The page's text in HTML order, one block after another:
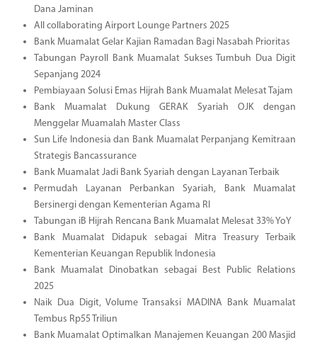
Dana Jaminan
All collaborating Airport Lounge Partners 2025
Bank Muamalat Gelar Kajian Ramadan Bagi Nasabah Prioritas
Tabungan Payroll Bank Muamalat Sukses Tumbuh Dua Digit
Sepanjang 2024
Pembiayaan Solusi Emas Hijrah Bank Muamalat Melesat Tajam
Bank Muamalat Dukung GERAK Syariah OJK dengan
Menggelar Muamalah Master Class
Sun Life Indonesia dan Bank Muamalat Perpanjang Kemitraan
Strategis Bancassurance
Bank Muamalat Jadi Bank Syariah dengan Layanan Terbaik
Permudah Layanan Perbankan Syariah, Bank Muamalat
Bersinergi dengan Kementerian Agama RI
Tabungan iB Hijrah Rencana Bank Muamalat Melesat 33% YoY
Bank Muamalat Didapuk sebagai Mitra Treasury Terbaik
Kementerian Keuangan Republik Indonesia
Bank Muamalat Dinobatkan sebagai Best Public Relations
2025
Naik Dua Digit, Volume Transaksi MADINA Bank Muamalat
Tembus Rp55 Triliun
Bank Muamalat Optimalkan Manajemen Keuangan 200 Masjid